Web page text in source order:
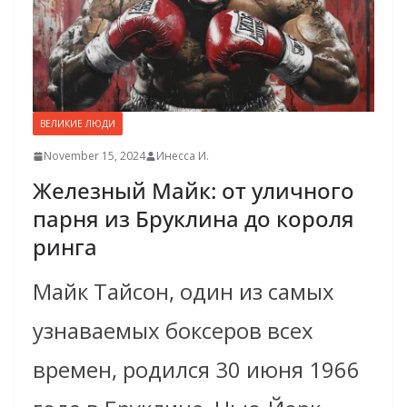
ВЕЛИКИЕ ЛЮДИ
November 15, 2024 Инесса И.
Железный Майк: от уличного
парня из Бруклина до короля
ринга
Майк Тайсон, один из самых
узнаваемых боксеров всех
времен, родился 30 июня 1966